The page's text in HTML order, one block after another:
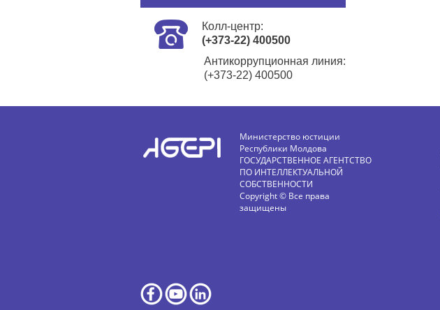
Колл-центр:
(+373-22) 400500
Антикоррупционная линия:
(+373-22) 400500
Министерство юстиции
Республики Молдова
ГОСУДАРСТВЕННОЕ АГЕНТСТВО
ПО ИНТЕЛЛЕКТУАЛЬНОЙ
СОБСТВЕННОСТИ
Copyright © Все права
защищены